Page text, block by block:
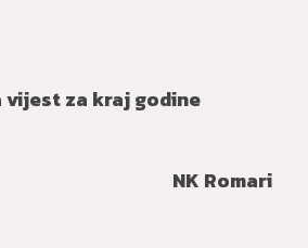
vijest za kraj godine
NK Romari